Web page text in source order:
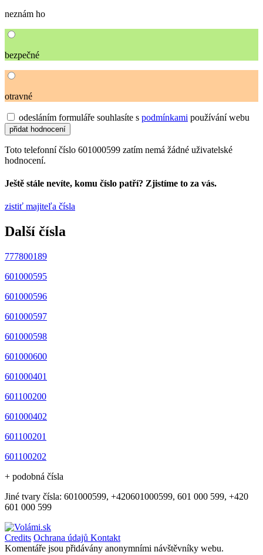
neznám ho
bezpečné
otravné
odesláním formuláře souhlasíte s podmínkami používání webu
Toto telefonní číslo 601000599 zatím nemá žádné uživatelské
hodnocení.
Ještě stále nevíte, komu číslo patří? Zjistíme to za vás.
zistiť majiteľa čísla
Další čísla
777800189
601000595
601000596
601000597
601000598
601000600
601000401
601100200
601000402
601100201
601100202
+ podobná čísla
Jiné tvary čísla: 601000599, +420601000599, 601 000 599, +420
601 000 599
Credits Ochrana údajů Kontakt
Komentáře jsou přidávány anonymními návštěvníky webu.